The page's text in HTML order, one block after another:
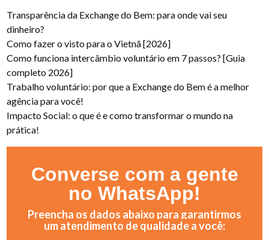
Transparência da Exchange do Bem: para onde vai seu
dinheiro?
Como fazer o visto para o Vietnã [2026]
Como funciona intercâmbio voluntário em 7 passos? [Guia
completo 2026]
Trabalho voluntário: por que a Exchange do Bem é a melhor
agência para você!
Impacto Social: o que é e como transformar o mundo na
prática!
Converse com a gente
no WhatsApp!
Preencha os dados abaixo para garantirmos
um atendimento de qualidade a você: